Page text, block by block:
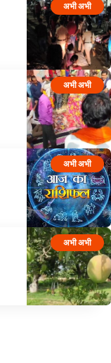
अभी अभी
अभी अभी
अभी अभी
अभी अभी